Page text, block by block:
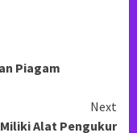
Piagam
Next
Alat Pengukur